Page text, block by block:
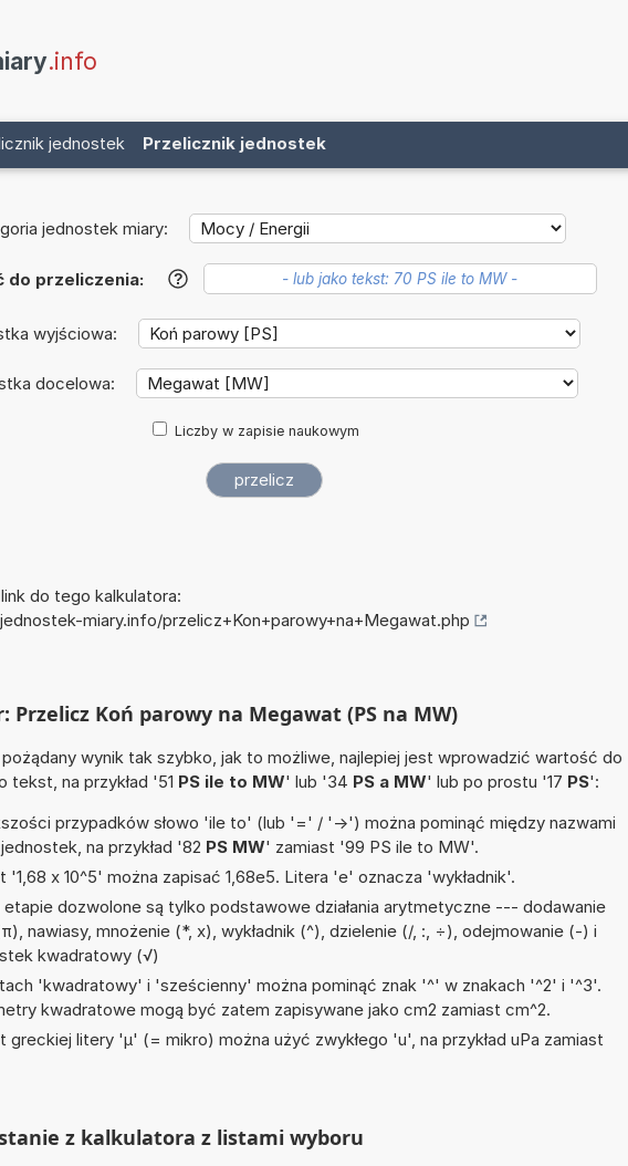
.info
jednostek Przelicznik jednostek
jednostek miary:
do przeliczenia: ?
wyjściowa:
docelowa:
Liczby w zapisie naukowym
do tego kalkulatora:
miary.info/przelicz+Kon+parowy+na+Megawat.php
Przelicz Koń parowy na Megawat (PS na MW)
wynik tak szybko, jak to możliwe, najlepiej jest wprowadzić wartość do
tekst, na przykład '51 PS ile to MW' lub '34 PS a MW' lub po prostu '17 PS':
przypadków słowo 'ile to' (lub '=' / '->') można pominąć między nazwami
na przykład '82 PS MW' zamiast '99 PS ile to MW'.
'1,68 x 10^5' można zapisać 1,68e5. Litera 'e' oznacza 'wykładnik'.
etapie dozwolone są tylko podstawowe działania arytmetyczne --- dodawanie
nawiasy, mnożenie (*, x), wykładnik (^), dzielenie (/, :, ÷), odejmowanie (-) i
kwadratowy (√)
'kwadratowy' i 'sześcienny' można pominąć znak '^' w znakach '^2' i '^3'.
kwadratowe mogą być zatem zapisywane jako cm2 zamiast cm^2.
greckiej litery 'µ' (= mikro) można użyć zwykłego 'u', na przykład uPa zamiast
z kalkulatora z listami wyboru